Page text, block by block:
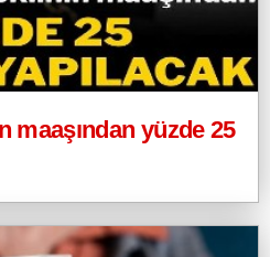
maaşından yüzde 25